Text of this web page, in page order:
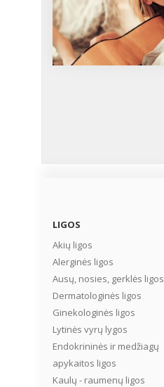
LIGOS
Akių ligos
Alerginės ligos
Ausų, nosies, gerklės ligos
Dermatologinės ligos
Ginekologinės ligos
Lytinės vyrų lygos
Endokrininės ir medžiagų
apykaitos ligos
Kaulų - raumenų ligos